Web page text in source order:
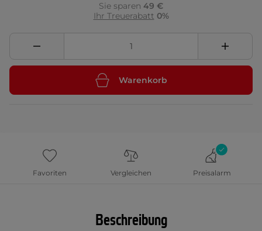
Sie sparen 49 €
Ihr Treuerabatt 0%
Warenkorb
Favoriten Vergleichen Preisalarm
Beschreibung